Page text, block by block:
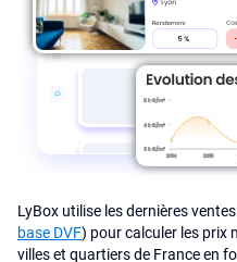
LyBox utilise les dernières
base DVF) pour calculer les prix
villes et quartiers de France en